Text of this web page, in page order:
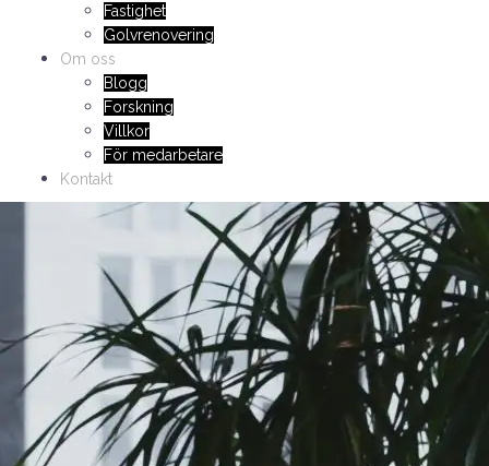
Fastighet
Golvrenovering
Om oss
Blogg
Forskning
Villkor
För medarbetare
Kontakt